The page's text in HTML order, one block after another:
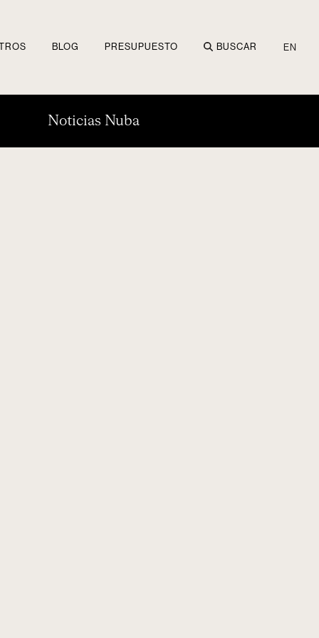
BLOG PRESUPUESTO BUSCAR EN
Noticias Nuba